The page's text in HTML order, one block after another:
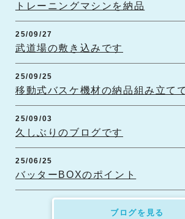
トレーニングマシンを納品
25/09/27
武道場の敷き込みです
25/09/25
移動式バスケ機材の納品組み立て
25/09/03
久しぶりのブログです
25/06/25
バッターBOXのポイント
ブログを見る